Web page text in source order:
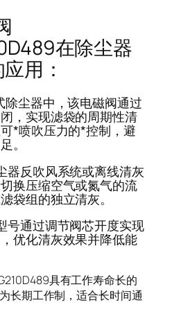
在除尘器
用：
除尘器中，该电磁阀通过
，实现滤袋的周期性清
*喷吹压力的*控制，避
。
器反吹风系统或离线清灰
换压缩空气或氮气的流
袋组的独立清灰。
号通过调节阀芯开度实现
优化清灰效果并降低能
具有工作寿命长的
长期工作制，适合长时间通